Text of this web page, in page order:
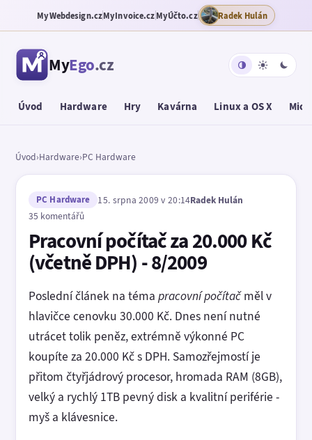
MyWebdesign.czMyInvoice.czMyÚčto.cz Radek Hulán
MyEgo.cz
Úvod Hardware Hry Kavárna Linux a OS X
Úvod›Hardware›PC Hardware
PC Hardware 15. srpna 2009 v 20:14Radek Hulán
35 komentářů
Pracovní počítač za 20.000 Kč
(včetně DPH) - 8/2009
Poslední článek na téma pracovní počítačměl v
hlavičce cenovku 30.000 Kč. Dnes není nutné
utrácet tolik peněz, extrémně výkonné PC
koupíte za 20.000 Kč s DPH. Samozřejmostí je
přitom čtyřjádrový procesor, hromada RAM (8GB),
velký a rychlý 1TB pevný disk a kvalitní periférie -
myš a klávesnice.